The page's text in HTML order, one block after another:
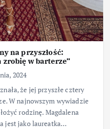
na przyszłość:
w barterze”
2024
że jej przyszłe cztery
W najnowszym wywiadzie
rodzinę. Magdalena
jest jako laureatka…